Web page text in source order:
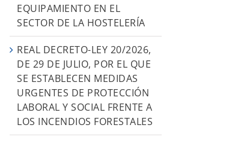
EQUIPAMIENTO EN EL
SECTOR DE LA HOSTELERÍA
REAL DECRETO-LEY 20/2026,
DE 29 DE JULIO, POR EL QUE
SE ESTABLECEN MEDIDAS
URGENTES DE PROTECCIÓN
LABORAL Y SOCIAL FRENTE A
LOS INCENDIOS FORESTALES